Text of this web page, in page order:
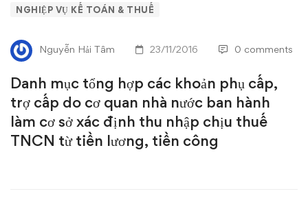
Danh
mục
tổng
hợp
các
NGHIỆP VỤ KẾ TOÁN & THUẾ
Nguyễn Hải Tâm 23/11/2016 0 comments
Danh mục tổng hợp các khoản phụ cấp,
trợ cấp do cơ quan nhà nước ban hành
làm cơ sở xác định thu nhập chịu thuế
TNCN từ tiền lương, tiền công